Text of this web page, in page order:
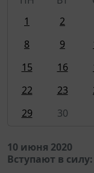
1
2
8
9
15
16
22
23
29
30
10 июня 2020
Вступают в силу: